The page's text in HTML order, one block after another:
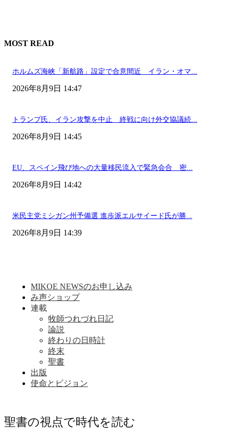
MOST READ
ホルムズ海峡「新航路」設定で合意間近 イラン・オマ...
2026年8月9日 14:47
トランプ氏、イラン攻撃を中止 終戦に向け外交協議続...
2026年8月9日 14:45
EU、スペイン飛び地への大量移民流入で緊急会合 密...
2026年8月9日 14:42
米民主党ミシガン州予備選 進歩派エルサイード氏が勝...
2026年8月9日 14:39
MIKOE NEWSのお申し込み
み声ショップ
連載
牧師つれづれ日記
論説
終わりの日時計
終末
聖書
出版
使命とビジョン
聖書の視点で時代を読む